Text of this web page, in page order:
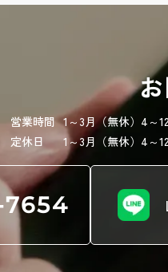
営業時間 1～3月（無休）4～
定休日
1～3月（無休）4～
7654